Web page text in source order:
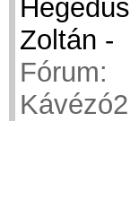
Hegedüs
Zoltán -
Fórum:
Kávézó2